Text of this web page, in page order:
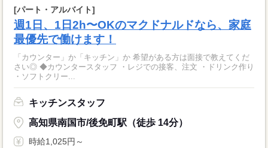
[パート・アルバイト]
週1日、1日2h〜OKのマクドナルドなら、家庭
最優先で働けます！
「カウンター」か「キッチン」か 希望がある方は面接で教えてくだ
さい◎ ◆カウンタースタッフ ・レジでの接客、注文 ・ドリンク作り
・ソフトクリー...
キッチンスタッフ
高知県南国市/後免町駅（徒歩 14分）
時給1,025円～